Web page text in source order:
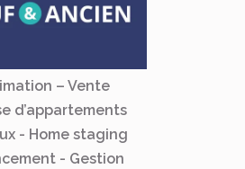
– Vente
d’appartements
- Home staging
- Gestion